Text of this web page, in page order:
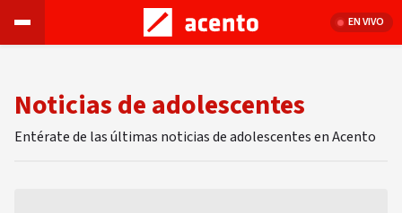
EN VIVO
Noticias de adolescentes
Entérate de las últimas noticias de adolescentes en Acento